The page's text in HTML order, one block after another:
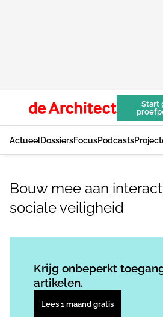
Start
ActueelDossiersFocusPodcasts
Bouw mee aan
sociale veiligheid
Krijg onbeperkt
artikelen.
Lees 1 maand gratis